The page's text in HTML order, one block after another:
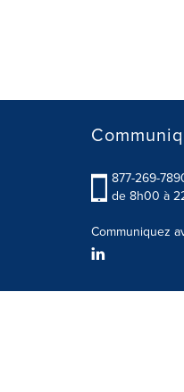
877-269-
de 8h00 à
Communiquez